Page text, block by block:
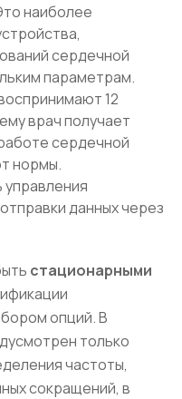
наиболее
сердечной
параметрам.
12
врач получает
сердечной
нормы.
данных через
стационарными
опций. В
только
частоты,
сокращений, в